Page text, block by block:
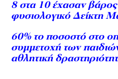
8 στα 10 έχασαν
φυσιολογικό Δείκτη
60% το ποσοστό στο
συμμετοχή των
αθλητική